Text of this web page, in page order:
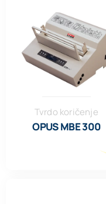
Tvrdo koričenje
OPUS MBE 300